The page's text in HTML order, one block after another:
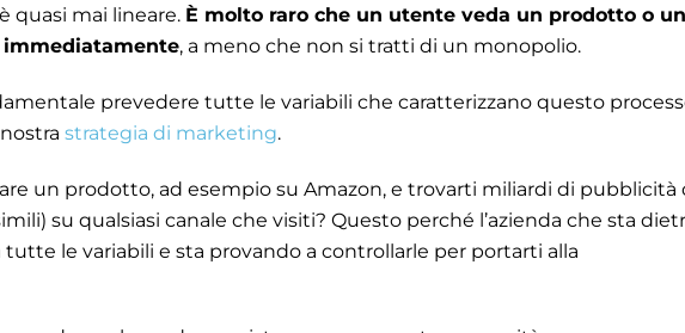
quasi mai lineare. È molto raro che un utente veda un prodotto o un
, a meno che non si tratti di un monopolio.
prevedere tutte le variabili che caratterizzano questo
strategia di marketing.
un prodotto, ad esempio su Amazon, e trovarti miliardi di pubblicità
su qualsiasi canale che visiti? Questo perché l’azienda che sta
le variabili e sta provando a controllarle per portarti alla